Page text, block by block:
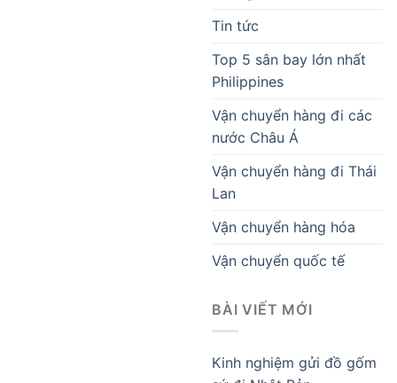
Tin tức
Top 5 sân bay lớn nhất
Philippines
Vận chuyển hàng đi các
nước Châu Á
Vận chuyển hàng đi Thái
Lan
Vận chuyển hàng hóa
Vận chuyển quốc tế
BÀI VIẾT MỚI
Kinh nghiệm gửi đồ gốm